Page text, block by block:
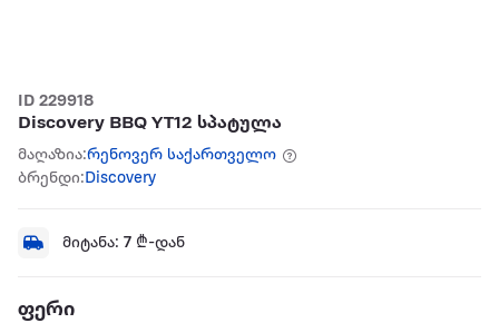
ID 229918
Discovery BBQ YT12 სპატულა
მაღაზია:რენოვერ საქართველო
ბრენდი:Discovery
მიტანა: 7 ₾-დან
ფერი